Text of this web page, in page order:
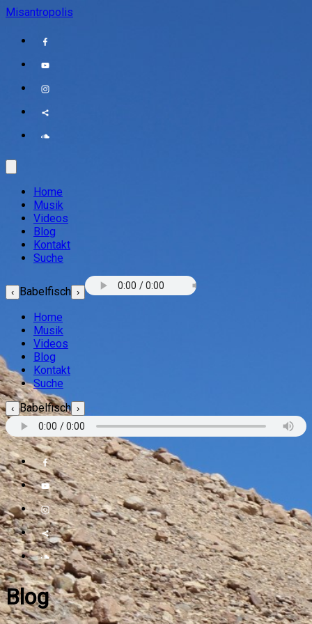
Misantropolis
Home
Musik
Videos
Blog
Kontakt
Suche
‹ Babelfisch ›
Home
Musik
Videos
Blog
Kontakt
Suche
‹ Babelfisch ›
Blog